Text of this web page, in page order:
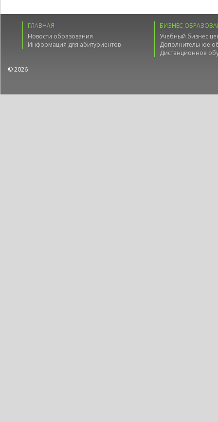
ГЛАВНАЯ
Новости образования
Информация для абитуриентов
БИЗНЕС
Учебный бизнес
Дополнительное
Дистанционное
© 2026